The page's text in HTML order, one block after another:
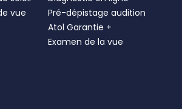
vue
Pré-dépistage audition
Atol Garantie +
Examen de la vue